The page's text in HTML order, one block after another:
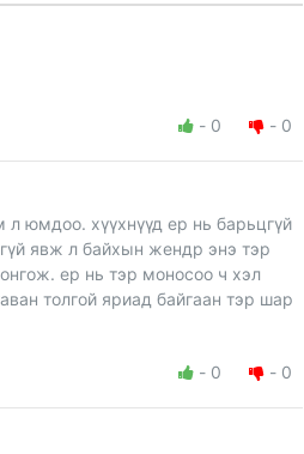
- 0 - 0
л юмдоо. хүүхнүүд ер нь барьцгүй
явж л байхын жендр энэ тэр
ер нь тэр моносоо ч хэл
толгой яриад байгаан тэр шар
- 0 - 0